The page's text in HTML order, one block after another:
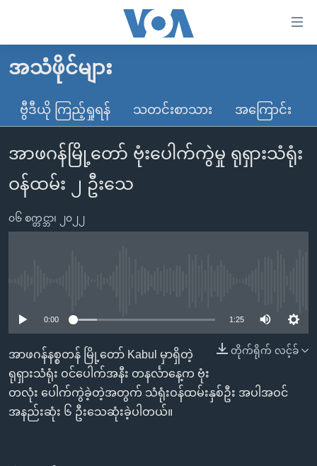
လွယ်ကူ
သည့်
များ
ပင်မ
သို့
စာမျက်နှာ
သို့
ကျော်
ကြည့်
မူလစာမျက်နှာ
မြန်မာ
ကမ္ဘာ့သတင်းများ
နိုင်ငံတကာ
အမေရိကန်
အစ္စရေး-ပါလက်စတိုင်း
ဗွီဒီယို
သတင်းလွတ်လပ်ခွင့်
ရပ်ဝန်းတခု လမ်းတခု အလွန်
အင်္ဂလိပ်စာလေ့လာမယ်
ဗွီအိုအေ လူမှုကွန်ယက်များ
အသံဖိုင်များ
ဗွီဒီယို ကြည့်ရှုရန် သတင်းစာသား အကြောင်း
အာဖဂန်မြို့တော် ဗုံးပေါက်ကွဲမှု ရုရှားသံရုံး
ဝန်ထမ်း ၂ ဦးသေ
၀၆ စက္တင္ဘာ၊ ၂၀၂၂
0:00 1:25
တိုက်ရိုက် လင့်ခ်
အာဖဂန်နစ္စတန် မြို့တော် Kabul မှာရှိတဲ့
ရုရှားသံရုံး ဝင်ပေါက်အနီး တနင်္လာနေ့က ဗုံး
တလုံး ပေါက်ကွဲခဲ့တဲ့အတွက် သံရုံးဝန်ထမ်းနှစ်ဦး အပါအဝင်
အနည်းဆုံး ၆ ဦးသေဆုံးခဲ့ပါတယ်။